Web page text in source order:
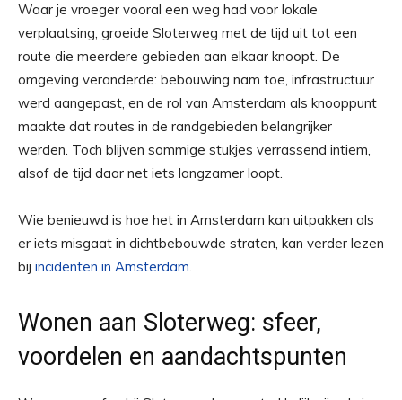
Waar je vroeger vooral een weg had voor lokale
verplaatsing, groeide Sloterweg met de tijd uit tot een
route die meerdere gebieden aan elkaar knoopt. De
omgeving veranderde: bebouwing nam toe, infrastructuur
werd aangepast, en de rol van Amsterdam als knooppunt
maakte dat routes in de randgebieden belangrijker
werden. Toch blijven sommige stukjes verrassend intiem,
alsof de tijd daar net iets langzamer loopt.
Wie benieuwd is hoe het in Amsterdam kan uitpakken als
er iets misgaat in dichtbebouwde straten, kan verder lezen
bij incidenten in Amsterdam.
Wonen aan Sloterweg: sfeer,
voordelen en aandachtspunten